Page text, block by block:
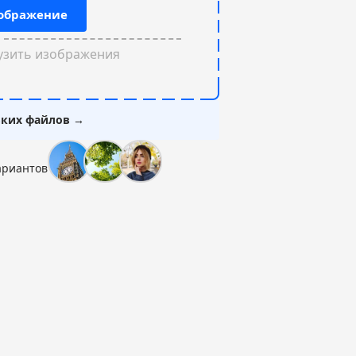
изображения
файлов →